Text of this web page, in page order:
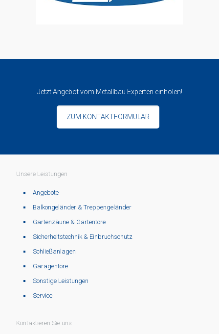
Jetzt Angebot vom Metallbau Experten einholen!
ZUM KONTAKTFORMULAR
Unsere Leistungen
Angebote
Balkongeländer & Treppengeländer
Gartenzäune & Gartentore
Sicherheitstechnik & Einbruchschutz
Schließanlagen
Garagentore
Sonstige Leistungen
Service
Kontaktieren Sie uns